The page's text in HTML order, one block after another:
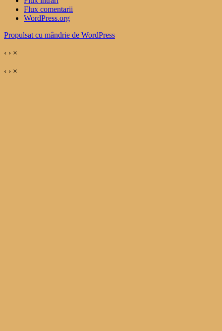
Flux comentarii
WordPress.org
Propulsat cu mândrie de WordPress
‹ › ×
‹ › ×